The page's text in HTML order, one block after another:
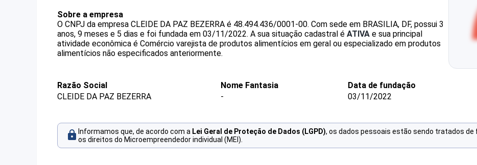
Sobre a empresa
O CNPJ da empresa CLEIDE DA PAZ BEZERRA é 48.494.436/0001-00. Com sede em BRASILIA, DF, possui 3
anos, 9 meses e 5 dias e foi fundada em 03/11/2022. A sua situação cadastral é ATIVA e sua principal
atividade econômica é Comércio varejista de produtos alimentícios em geral ou especializado em produtos
alimentícios não especificados anteriormente.
Razão Social
CLEIDE DA PAZ BEZERRA
Nome Fantasia
-
Data de fundação
03/11/2022
Informamos que, de acordo com a Lei Geral de Proteção de Dados (LGPD), os dados pessoais estão sendo tratados
os direitos do Microempreendedor individual (MEI).